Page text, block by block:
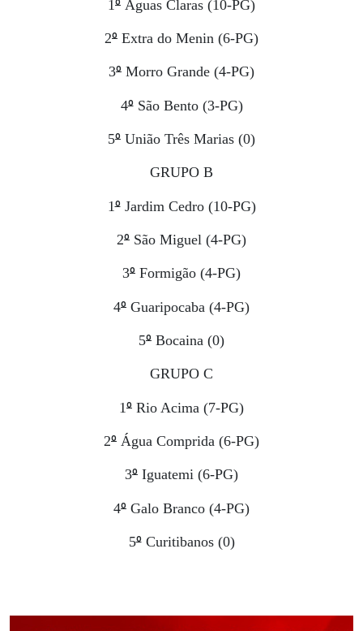
1º Águas Claras (10-PG)
2º Extra do Menin (6-PG)
3º Morro Grande (4-PG)
4ºSão Bento (3-PG)
5º União Três Marias (0)
GRUPO B
1ºJardim Cedro (10-PG)
2º São Miguel (4-PG)
3º Formigão (4-PG)
4º Guaripocaba (4-PG)
5º Bocaina (0)
GRUPO C
1º Rio Acima (7-PG)
2º Água Comprida (6-PG)
3º Iguatemi (6-PG)
4º Galo Branco (4-PG)
5ºCuritibanos (0)